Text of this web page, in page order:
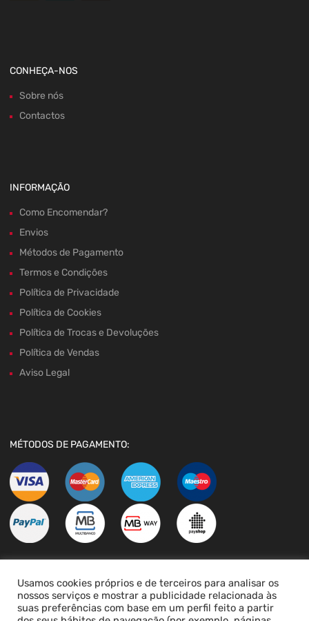
CONHEÇA-NOS
Sobre nós
Contactos
INFORMAÇÃO
Como Encomendar?
Envios
Métodos de Pagamento
Termos e Condições
Política de Privacidade
Política de Cookies
Política de Trocas e Devoluções
Política de Vendas
Aviso Legal
MÉTODOS DE PAGAMENTO:
LIVRO DE RECLAMAÇÕES
Usamos cookies próprios e de terceiros para analisar os
nossos serviços e mostrar a publicidade relacionada às
suas preferências com base em um perfil feito a partir